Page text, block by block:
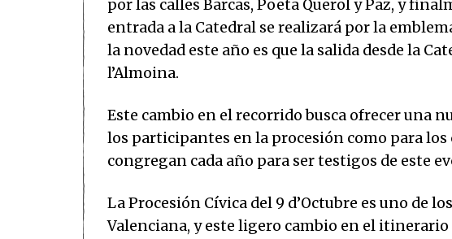
por las calles Barcas, Poeta Querol y Paz, y
entrada a la Catedral se realizará por la
la novedad este año es que la salida desde la
l’Almoina.
Este cambio en el recorrido busca ofrecer una
los participantes en la procesión como para los
congregan cada año para ser testigos de este
La Procesión Cívica del 9 d’Octubre es uno de
Valenciana, y este ligero cambio en el